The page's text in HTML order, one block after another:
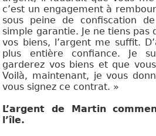
c’est un engagement à
sous peine de confiscation
simple garantie. Je ne tiens pas
vos biens, l’argent me suffit.
plus entière confiance. Je
garderez vos biens et que
Voilà, maintenant, je vous
vous signez ce contrat. »
L’argent de Martin
l’île.